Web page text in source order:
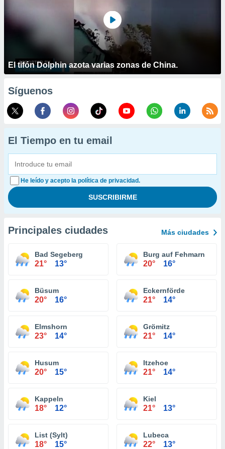
El tifón Dolphin azota varias zonas de China.
Síguenos
El Tiempo en tu email
He leído y acepto la política de privacidad.
Principales ciudades Más ciudades
Bad Segeberg
21° 13°
Burg auf Fehmarn
20° 16°
Büsum
20° 16°
Eckernförde
21° 14°
Elmshorn
23° 14°
Grömitz
21° 14°
Husum
20° 15°
Itzehoe
21° 14°
Kappeln
18° 12°
Kiel
21° 13°
List (Sylt)
18° 15°
Lubeca
22° 13°